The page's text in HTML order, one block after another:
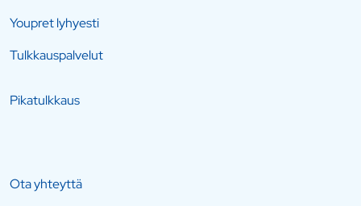
Youpret lyhyesti
Tulkkauspalvelut
Pikatulkkaus
Ota yhteyttä